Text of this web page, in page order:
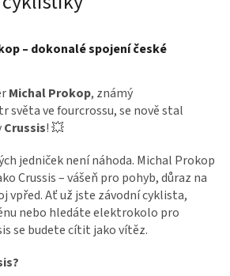
– dokonalé spojení české
Michal Prokop, známý
světa ve fourcrossu, se nově stal
Crussis! 💥
jedniček není náhoda. Michal Prokop
Crussis – vášeň pro pohyb, důraz na
vpřed. Ať už jste závodní cyklista,
nebo hledáte elektrokolo pro
se budete cítit jako vítěz.